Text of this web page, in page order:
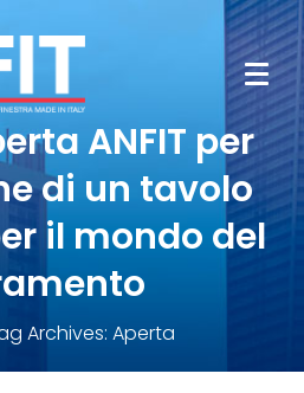
ANFIT per
di un tavolo
il mondo del
Archives: Aperta